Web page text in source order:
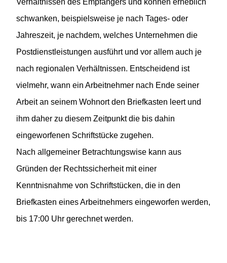
schwanken, beispielsweise je nach Tages- oder
Jahreszeit, je nachdem, welches Unternehmen die
Postdienstleistungen ausführt und vor allem auch je
nach regionalen Verhältnissen. Entscheidend ist
vielmehr, wann ein Arbeitnehmer nach Ende seiner
Arbeit an seinem Wohnort den Briefkasten leert und
ihm daher zu diesem Zeitpunkt die bis dahin
eingeworfenen Schriftstücke zugehen.
Nach allgemeiner Betrachtungswise kann aus
Gründen der Rechtssicherheit mit einer
Kenntnisnahme von Schriftstücken, die in den
Briefkasten eines Arbeitnehmers eingeworfen werden,
bis 17:00 Uhr gerechnet werden.